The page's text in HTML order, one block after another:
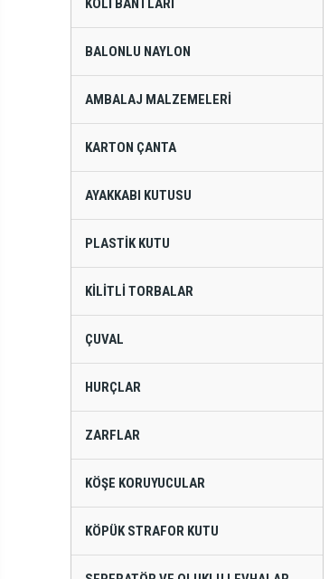
KOLI BANTLARI
BALONLU NAYLON
AMBALAJ MALZEMELERI
KARTON ÇANTA
AYAKKABI KUTUSU
PLASTIK KUTU
KILITLI TORBALAR
ÇUVAL
HURÇLAR
ZARFLAR
KÖŞE KORUYUCULAR
KÖPÜK STRAFOR KUTU